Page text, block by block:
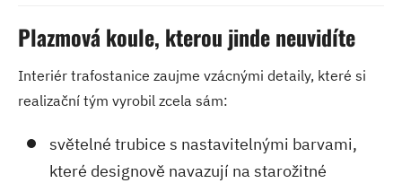
Plazmová koule, kterou jinde neuvidíte
Interiér trafostanice zaujme vzácnými detaily, které si
realizační tým vyrobil zcela sám:
světelné trubice s nastavitelnými barvami,
které designově navazují na starožitné